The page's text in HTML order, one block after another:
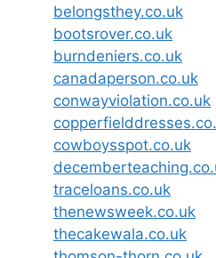
belongsthey.co.uk
bootsrover.co.uk
burndeniers.co.uk
canadaperson.co.uk
conwayviolation.co.uk
cowboysspot.co.uk
traceloans.co.uk
thenewsweek.co.uk
thecakewala.co.uk